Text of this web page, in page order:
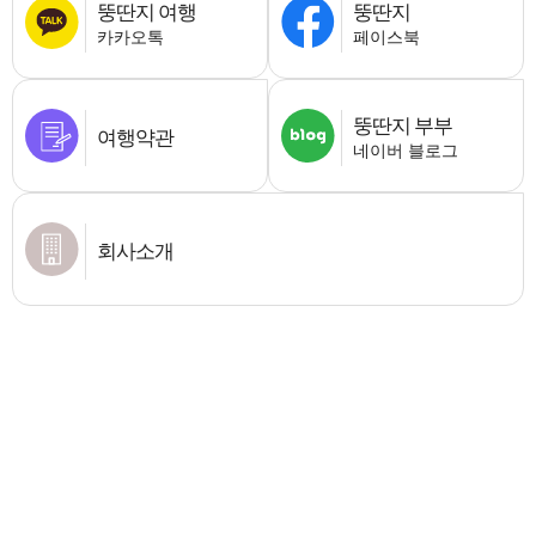
뚱딴지 여행
카카오톡
뚱딴지
페이스북
여행약관 뚱딴지 부부
네이버 블로그
회사소개